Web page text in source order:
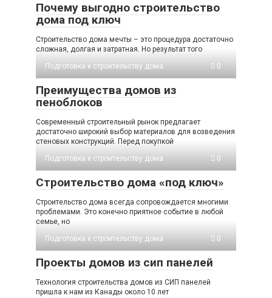
Почему выгодно строительство
дома под ключ
Строительство дома мечты – это процедура достаточно
сложная, долгая и затратная. Но результат того
Подготовка к строительству дома
0
Преимущества домов из
пеноблоков
Современный строительный рынок предлагает
достаточно широкий выбор материалов для возведения
стеновых конструкций. Перед покупкой
Подготовка к строительству дома
0
Строительство дома «под ключ»
Строительство дома всегда сопровождается многими
проблемами. Это конечно приятное событие в любой
семье, но
Подготовка к строительству дома
0
Проекты домов из сип панелей
Технология строительства домов из СИП панелей
пришла к нам из Канады около 10 лет